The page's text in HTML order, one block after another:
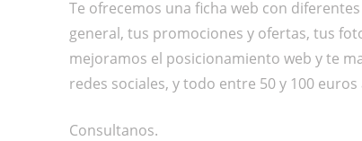
Te ofrecemos una ficha web con
general, tus promociones y ofertas, tus
mejoramos el posicionamiento web y te
redes sociales, y todo entre 50 y 100 euros
Consultanos.